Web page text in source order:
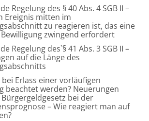
Regelung des § 40 Abs. 4 SGB II –
Ereignis mitten im
zu reagieren ist, das eine
zwingend erfordert
Regelung des`§ 41 Abs. 3 SGB II –
auf die Länge des
bei Erlass einer vorläufigen
beachtet werden? Neuerungen
bei der
– Wie reagiert man auf